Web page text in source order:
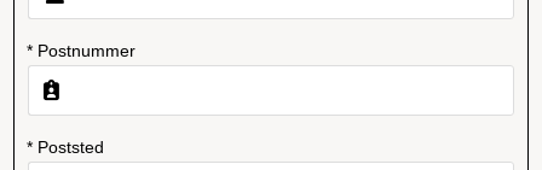
* Postnummer
* Poststed